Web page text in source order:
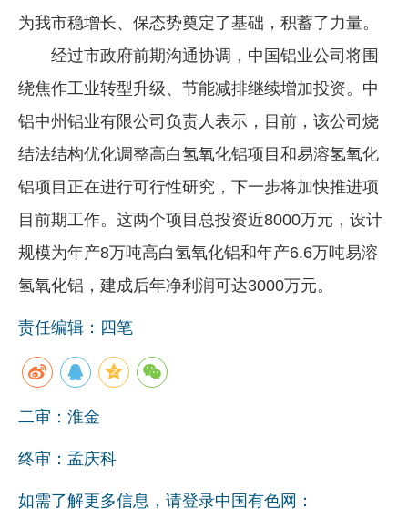
为我市稳增长、保态势奠定了基础，积蓄了力量。
经过市政府前期沟通协调，中国铝业公司将围
绕焦作工业转型升级、节能减排继续增加投资。中
铝中州铝业有限公司负责人表示，目前，该公司烧
结法结构优化调整高白氢氧化铝项目和易溶氢氧化
铝项目正在进行可行性研究，下一步将加快推进项
目前期工作。这两个项目总投资近8000万元，设计
规模为年产8万吨高白氢氧化铝和年产6.6万吨易溶
氢氧化铝，建成后年净利润可达3000万元。
责任编辑：四笔
二审：淮金
终审：孟庆科
如需了解更多信息，请登录中国有色网：